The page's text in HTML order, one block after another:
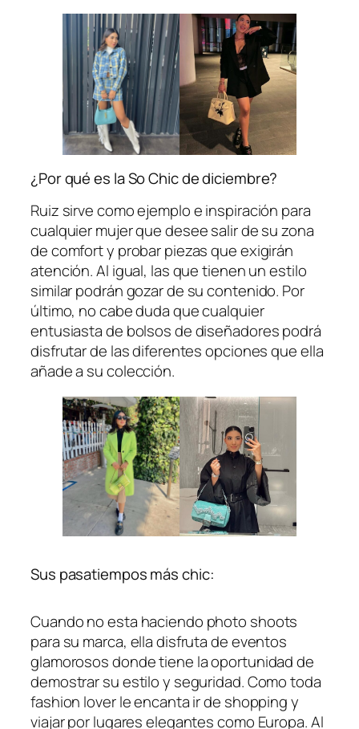
¿Por qué es la So Chic de diciembre?
Ruiz sirve como ejemplo e inspiración para
cualquier mujer que desee salir de su zona
de comfort y probar piezas que exigirán
atención. Al igual, las que tienen un estilo
similar podrán gozar de su contenido. Por
último, no cabe duda que cualquier
entusiasta de bolsos de diseñadores podrá
disfrutar de las diferentes opciones que ella
añade a su colección.
Sus pasatiempos más chic:
Cuando no esta haciendo photo shoots
para su marca, ella disfruta de eventos
glamorosos donde tiene la oportunidad de
demostrar su estilo y seguridad. Como toda
fashion lover le encanta ir de shopping y
viajar por lugares elegantes como Europa. Al